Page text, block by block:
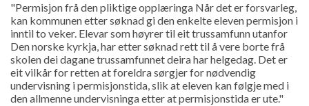
"Permisjon frå den pliktige opplæringa Når det er forsvarleg,
kan kommunen etter søknad gi den enkelte eleven permisjon i
inntil to veker. Elevar som høyrer til eit trussamfunn utanfor
Den norske kyrkja, har etter søknad rett til å vere borte frå
skolen dei dagane trussamfunnet deira har helgedag. Det er
eit vilkår for retten at foreldra sørgjer for nødvendig
undervisning i permisjonstida, slik at eleven kan følgje med i
den allmenne undervisninga etter at permisjonstida er ute."